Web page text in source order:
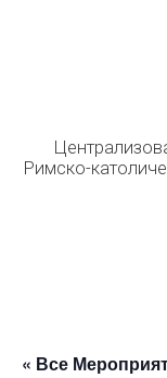
Римско-
« Все